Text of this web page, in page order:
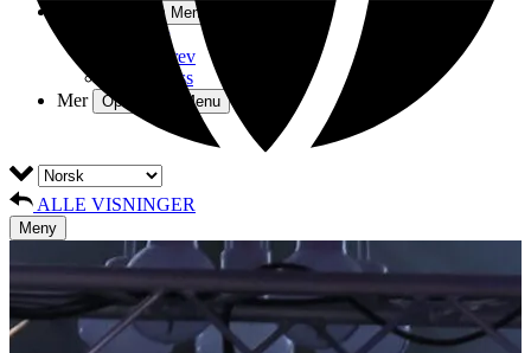
Open Om Menu
Nyheiter
Nyheitsbrev
Kontakt oss
Mer
Open More Menu
ALLE VISNINGER
Meny